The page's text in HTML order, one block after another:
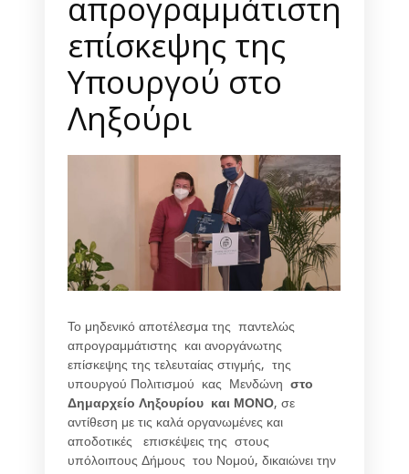
επίσκεψης της
Υπουργού στο
Ληξούρι
Το μηδενικό αποτέλεσμα της παντελώς
απρογραμμάτιστης και ανοργάνωτης
επίσκεψης της τελευταίας στιγμής, της
υπουργού Πολιτισμού κας Μενδώνη στο
Δημαρχείο Ληξουρίου και ΜΟΝΟ, σε
αντίθεση με τις καλά οργανωμένες και
αποδοτικές επισκέψεις της στους
υπόλοιπους Δήμους του Νομού, δικαιώνει την